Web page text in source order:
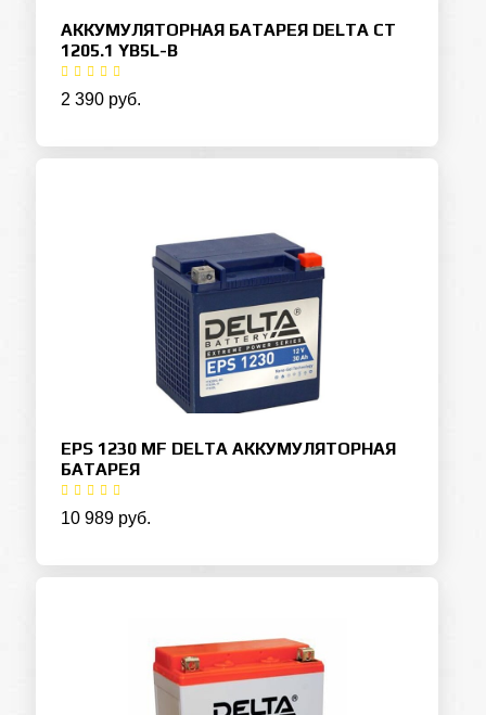
АККУМУЛЯТОРНАЯ БАТАРЕЯ DELTA CT
1205.1 YB5L-B
2 390 руб.
EPS 1230 MF DELTA АККУМУЛЯТОРНАЯ
БАТАРЕЯ
10 989 руб.